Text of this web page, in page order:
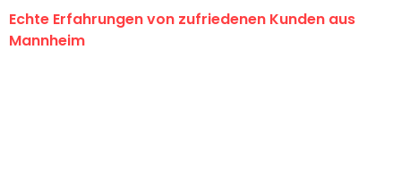
Echte Erfahrungen von zufriedenen Kunden aus
Mannheim